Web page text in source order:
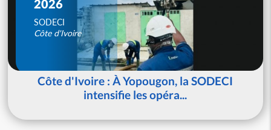
2026
SODECI
Côte d'Ivoire
Côte d'Ivoire : À Yopougon, la SODECI
intensifie les opéra...